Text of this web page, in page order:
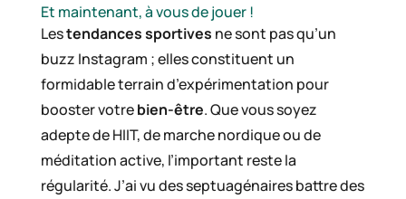
Et maintenant, à vous de jouer !
Lestendances sportives ne sont pas qu’un
buzz Instagram ; elles constituent un
formidable terrain d’expérimentation pour
booster votrebien-être. Que vous soyez
adepte de HIIT, de marche nordique ou de
méditation active, l’important reste la
régularité. J’ai vu des septuagénaires battre des